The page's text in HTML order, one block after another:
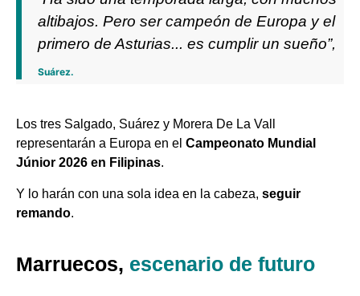
altibajos. Pero ser campeón de Europa y el
primero de Asturias... es cumplir un sueño”,
Suárez.
Los tres Salgado, Suárez y Morera De La Vall
representarán a Europa en el Campeonato Mundial
Júnior 2026 en Filipinas.
Y lo harán con una sola idea en la cabeza, seguir
remando.
Marruecos, escenario de futuro